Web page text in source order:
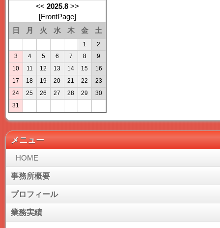
<< 2025.8 >>
[FrontPage]
日
月 火 水 木 金 土
1
2
3
4 5 6 7 8
9
10
11 12 13 14 15
16
17
18 19 20 21 22
23
24
25 26 27 28 29
30
31
メニュー
HOME
事務所概要
プロフィール
業務実績